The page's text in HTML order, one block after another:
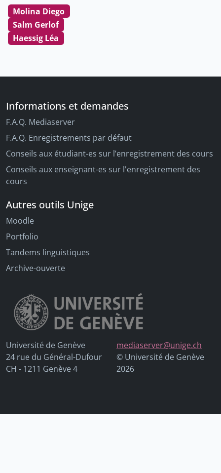
Molina Diego
Salm Gerlof
Haessig Léa
Informations et demandes
F.A.Q. Mediaserver
F.A.Q. Enregistrements par défaut
Conseils aux étudiant-es sur l’enregistrement des cours
Conseils aux enseignant-es sur l'enregistrement des
cours
Autres outils Unige
Moodle
Portfolio
Tandems linguistiques
Archive-ouverte
Université de Genève
24 rue du Général-Dufour
CH - 1211 Genève 4
mediaserver@unige.ch
© Université de Genève
2026